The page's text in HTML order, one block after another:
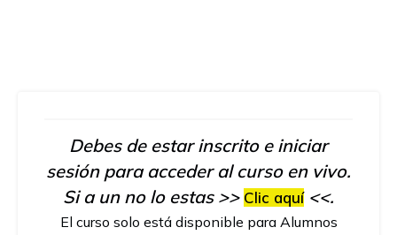
Debes de estar inscrito e iniciar
sesión para acceder al curso en vivo.
Si a un no lo estas >> Clic aquí<<.
El curso solo está disponible para Alumnos